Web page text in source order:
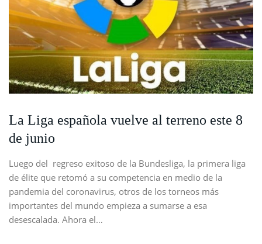
La Liga española vuelve al terreno este 8
de junio
Luego del regreso exitoso de la Bundesliga, la primera liga
de élite que retomó a su competencia en medio de la
pandemia del coronavirus, otros de los torneos más
importantes del mundo empieza a sumarse a esa
desescalada. Ahora el…